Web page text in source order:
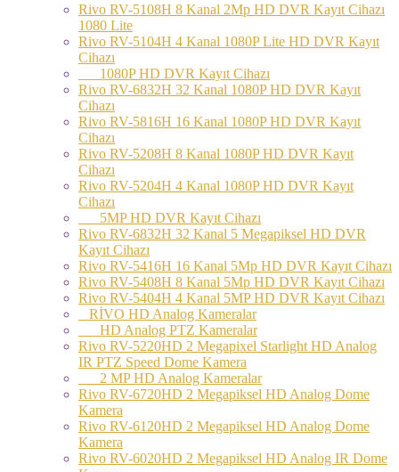
Rivo RV-5108H 8 Kanal 2Mp HD DVR Kayıt Cihazı
1080 Lite
Rivo RV-5104H 4 Kanal 1080P Lite HD DVR Kayıt
Cihazı
1080P HD DVR Kayıt Cihazı
Rivo RV-6832H 32 Kanal 1080P HD DVR Kayıt
Cihazı
Rivo RV-5816H 16 Kanal 1080P HD DVR Kayıt
Cihazı
Rivo RV-5208H 8 Kanal 1080P HD DVR Kayıt
Cihazı
Rivo RV-5204H 4 Kanal 1080P HD DVR Kayıt
Cihazı
5MP HD DVR Kayıt Cihazı
Rivo RV-6832H 32 Kanal 5 Megapiksel HD DVR
Kayıt Cihazı
Rivo RV-5416H 16 Kanal 5Mp HD DVR Kayıt Cihazı
Rivo RV-5408H 8 Kanal 5Mp HD DVR Kayıt Cihazı
Rivo RV-5404H 4 Kanal 5MP HD DVR Kayıt Cihazı
RİVO HD Analog Kameralar
HD Analog PTZ Kameralar
Rivo RV-5220HD 2 Megapixel Starlight HD Analog
IR PTZ Speed Dome Kamera
2 MP HD Analog Kameralar
Rivo RV-6720HD 2 Megapiksel HD Analog Dome
Kamera
Rivo RV-6120HD 2 Megapiksel HD Analog Dome
Kamera
Rivo RV-6020HD 2 Megapiksel HD Analog IR Dome